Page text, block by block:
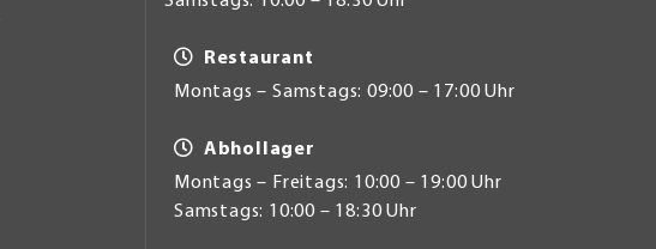
Restaurant
Montags – Samstags: 09:00 – 17:00 Uhr
Abhollager
Montags – Freitags: 10:00 – 19:00 Uhr
Samstags: 10:00 – 18:30 Uhr